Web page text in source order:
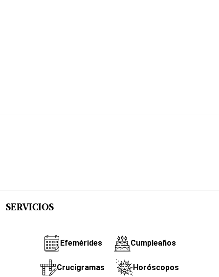
SERVICIOS
Efemérides Cumpleaños
Crucigramas Horóscopos